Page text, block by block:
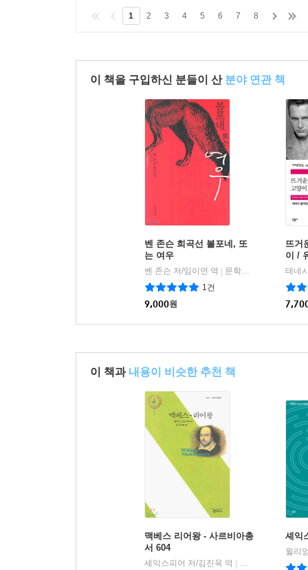
1 2 3 4 5 6 7 8
이 책을 구입하신 분들이 산 분야 연관 책
벤 존슨 희곡선 볼포네, 또
는 여우
벤 존슨 저/임이연 역 | 문학과지성사
1건
9,000원
뜨거
이 /
전집
이 책과 내용이 비슷한 추천 책
맥베스 리어왕 - 사르비아총
서 604
셰익스피어 저/김진욱 역 |
셰익